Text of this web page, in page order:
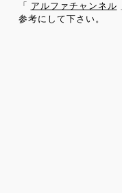
「
アルファチャンネル
参考にして下さい。